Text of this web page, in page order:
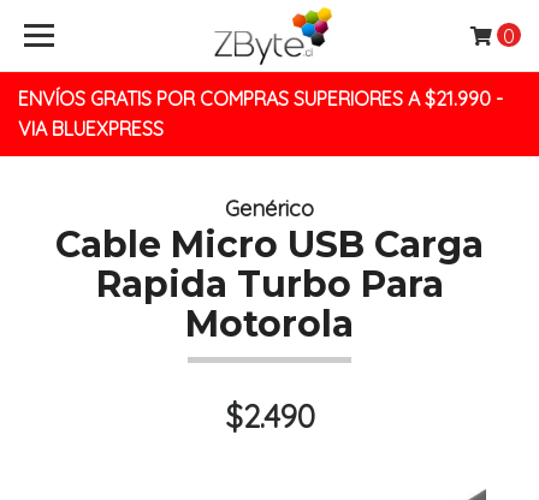
ENVÍOS GRATIS POR COMPRAS SUPERIORES A $21.990 -
VIA BLUEXPRESS
0
Genérico
Cable Micro USB Carga
Rapida Turbo Para
Motorola
$2.490